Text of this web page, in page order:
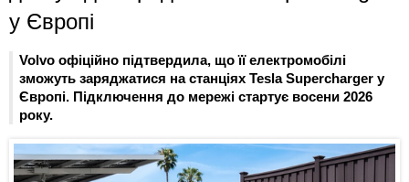
у Європі
Volvo офіційно підтвердила, що її електромобілі
зможуть заряджатися на станціях Tesla Supercharger у
Європі. Підключення до мережі стартує восени 2026
року.